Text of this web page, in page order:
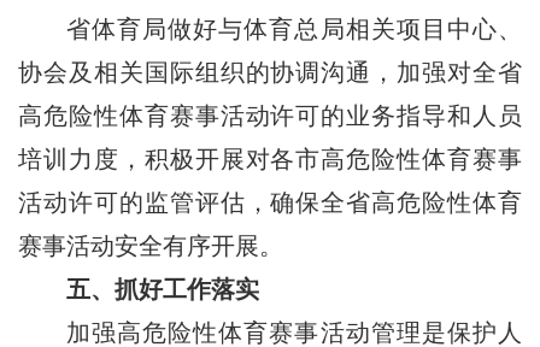
省体育局做好与体育总局相关项目中心、
协会及相关国际组织的协调沟通，加强对全省
高危险性体育赛事活动许可的业务指导和人员
培训力度，积极开展对各市高危险性体育赛事
活动许可的监管评估，确保全省高危险性体育
赛事活动安全有序开展。
五、抓好工作落实
加强高危险性体育赛事活动管理是保护人